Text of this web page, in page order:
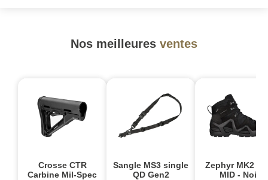
Nos meilleures ventes
Crosse CTR
Carbine Mil-Spec
Sangle MS3 single
QD Gen2
Zephyr MK2
MID - Noir